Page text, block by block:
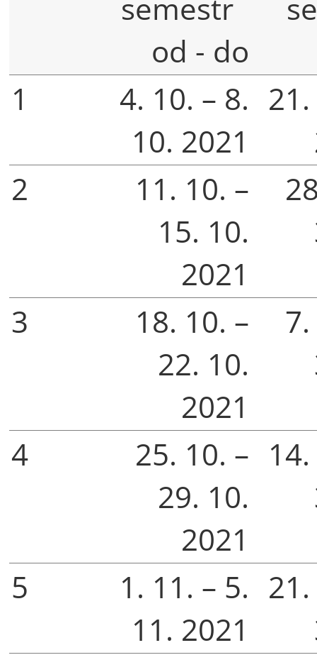
od - do
1
4. 10. – 8.
10. 2021
2
11. 10. –
15. 10.
2021
3
18. 10. –
22. 10.
2021
4
25. 10. –
29. 10.
2021
5
1. 11. – 5.
11. 2021